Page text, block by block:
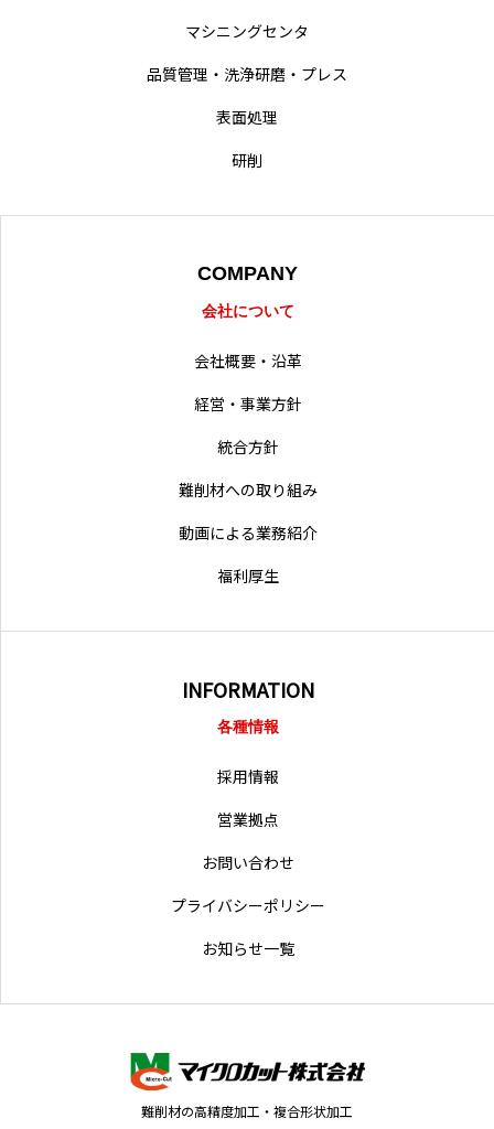
マシニングセンタ
品質管理・洗浄研磨・プレス
表面処理
研削
COMPANY
会社について
会社概要・沿革
経営・事業方針
統合方針
難削材への取り組み
動画による業務紹介
福利厚生
INFORMATION
各種情報
採用情報
営業拠点
お問い合わせ
プライバシーポリシー
お知らせ一覧
難削材の高精度加工・複合形状加工